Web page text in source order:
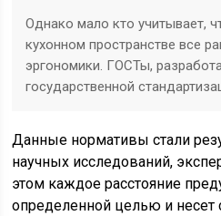
Однако мало кто учитывает,
кухонном пространстве все
эргономики. ГОСТы,
государственной
Данные нормативы стали
научных исследований,
этом каждое расстояние
определенной целью и